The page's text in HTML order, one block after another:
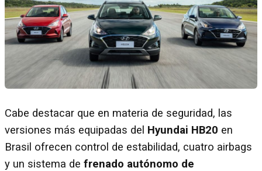
Cabe destacar que en materia de seguridad, las
versiones más equipadas del Hyundai HB20 en
Brasil ofrecen control de estabilidad, cuatro airbags
y un sistema de frenado autónomo de